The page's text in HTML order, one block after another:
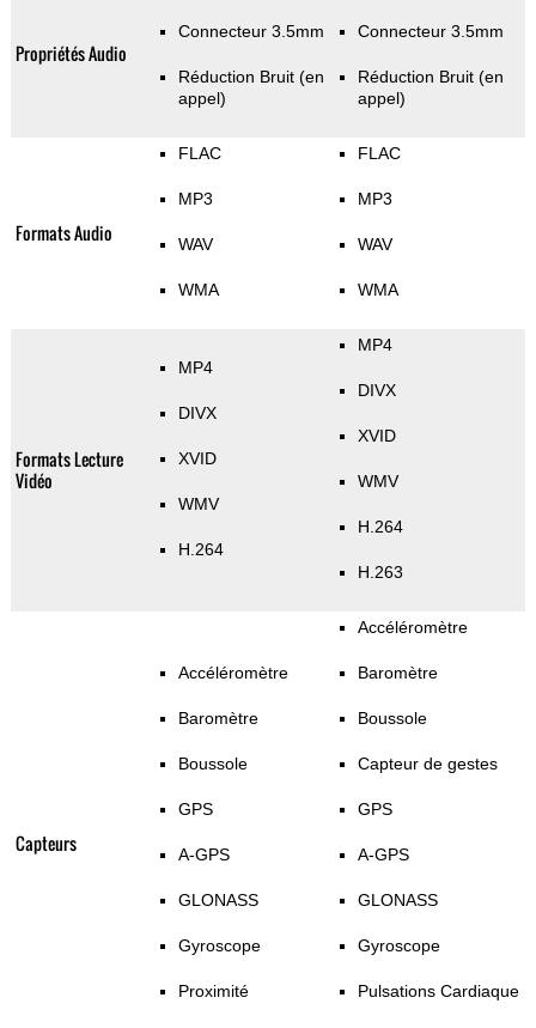
Propriétés Audio
Connecteur 3.5mm
Réduction Bruit (en
appel)
Connecteur 3.5mm
Réduction Bruit (en
appel)
Formats Audio
FLAC
MP3
WAV
WMA
FLAC
MP3
WAV
WMA
Formats Lecture
Vidéo
MP4
DIVX
XVID
WMV
H.264
MP4
DIVX
XVID
WMV
H.264
H.263
Capteurs
Accéléromètre
Baromètre
Boussole
GPS
A-GPS
GLONASS
Gyroscope
Proximité
Accéléromètre
Baromètre
Boussole
Capteur de gestes
GPS
A-GPS
GLONASS
Gyroscope
Pulsations Cardiaque